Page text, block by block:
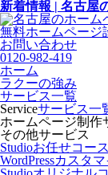
新着情報 | 名古屋
無料ホームページ
お問い合わせ
0120-982-419
ホーム
ラクーの強み
サービス一覧
Serviceサービス一
ホームページ制作
その他サービス
Studioお任せコース
WordPressカスタ